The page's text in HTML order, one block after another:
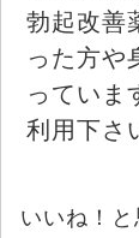
勃起改善
った方や
っていま
利用下さ
いいね！